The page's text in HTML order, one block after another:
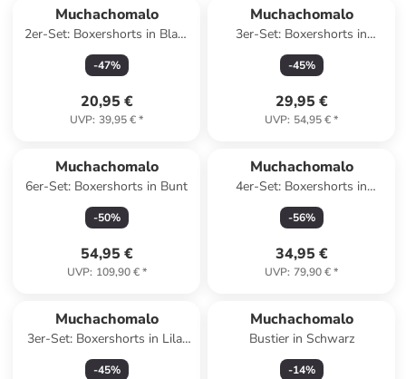
Muchachomalo
2er-Set: Boxershorts in Blau/
Schwarz
-47%
20,95 €
UVP: 39,95 €*
Muchachomalo
3er-Set: Boxershorts in
Dunkelblau/ Lila/ Schwarz
-45%
29,95 €
UVP: 54,95 €*
Muchachomalo
6er-Set: Boxershorts in Bunt
-50%
54,95 €
UVP: 109,90 €*
Muchachomalo
4er-Set: Boxershorts in
Schwarz/ Pink/ Blau
-56%
34,95 €
UVP: 79,90 €*
Muchachomalo
3er-Set: Boxershorts in Lila/
Pink/ Dunkelblau
-45%
Muchachomalo
Bustier in Schwarz
-14%